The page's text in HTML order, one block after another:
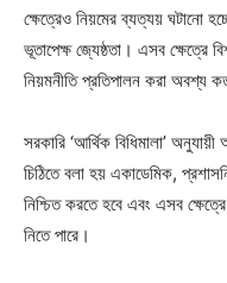
ক্ষেত্রেও নিয়মের ব্যত্যয় ঘটানো
ভূতাপেক্ষ জ্যেষ্ঠতা। এসব ক্ষেত্রে
নিয়মনীতি প্রতিপালন করা অবশ্য
সরকারি ‘আর্থিক বিধিমালা’
চিঠিতে বলা হয় একাডেমিক,
নিশ্চিত করতে হবে এবং এসব
নিতে পারে।